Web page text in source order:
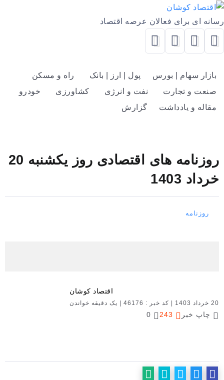
رسانه ای برای فعالان عرصه اقتصاد
بازار سهام | بورس پول | ارز | بانک
راه و مسکن
صنعت و تجارت
نفت و انرژی کشاورزی
خودرو
مقاله و یادداشت
گزارش
روزنامه های اقتصادی روز یکشنبه 20
خرداد 1403
روزنامه
اقتصاد کوشان
20 خرداد 1403 | کد خبر : 46176 | یک دقیقه خواندن
چاپ خبر 243
0